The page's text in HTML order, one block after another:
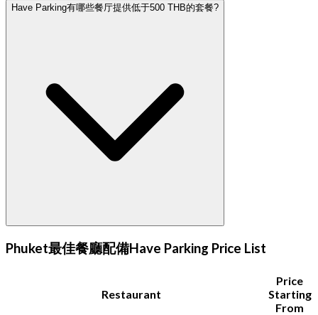
Have Parking有哪些餐厅提供低于500 THB的套餐?
Phuket最佳餐廳配備Have Parking Price List
Restaurant
Price
Starting
From